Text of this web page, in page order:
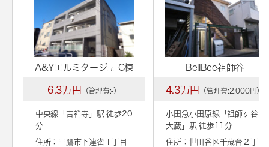
A&Yエルミタージュ C棟
6.3万円 （管理費:-）
中央線「 吉祥寺 」駅 徒歩20
分
住所：三鷹市下連雀１丁目
BellBee祖師谷
4.3万円 （管理費:2,000円）
小田急小田原線「祖師ヶ谷
大蔵」駅 徒歩11分
住所：世田谷区千歳台２丁